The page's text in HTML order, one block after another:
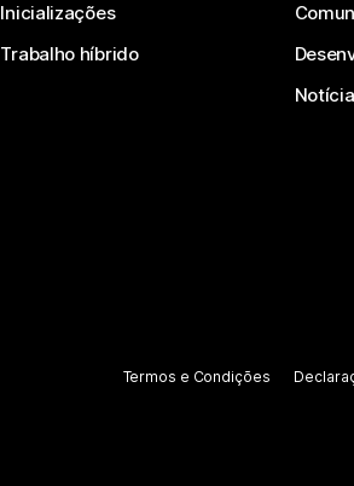
Inicializações
Trabalho híbrido
Termos e Condições